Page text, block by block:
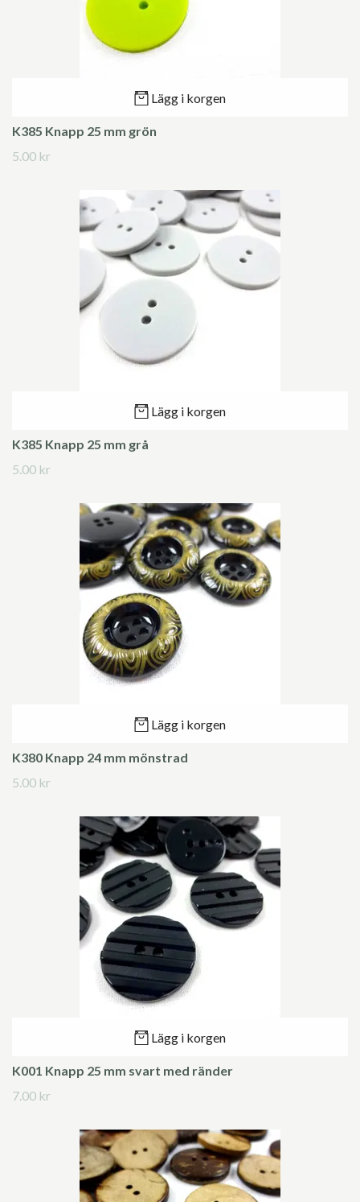
Lägg i korgen
K385 Knapp 25 mm grön
5.00 kr
Lägg i korgen
K385 Knapp 25 mm grå
5.00 kr
Lägg i korgen
K380 Knapp 24 mm mönstrad
5.00 kr
Lägg i korgen
K001 Knapp 25 mm svart med ränder
7.00 kr